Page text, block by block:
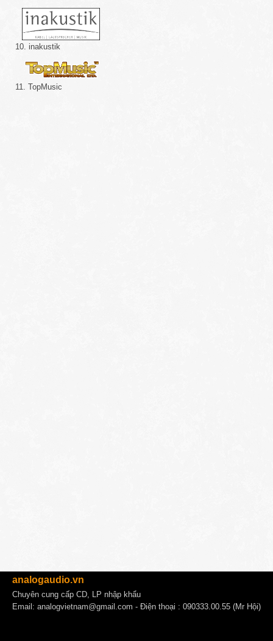
10. inakustik
11. TopMusic
analogaudio.vn
Chuyên cung cấp CD, LP nhập khẩu
Email: analogvietnam@gmail.com - Điện thoại : 090333.00.55 (Mr Hội)